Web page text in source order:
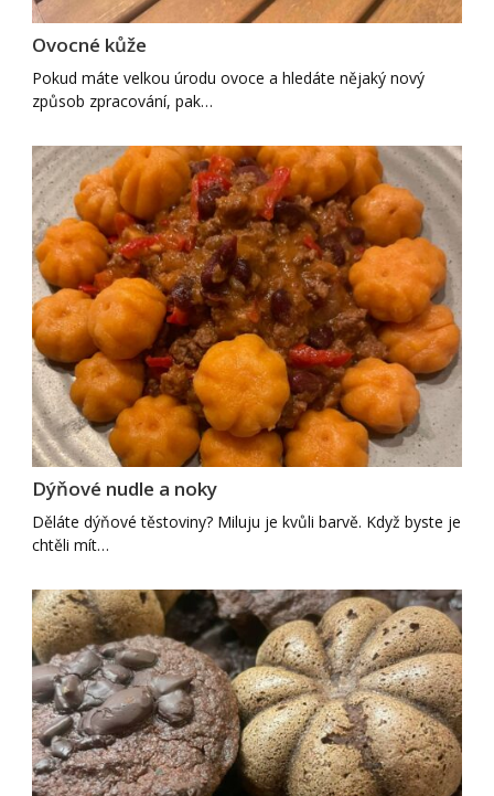
Ovocné kůže
Pokud máte velkou úrodu ovoce a hledáte nějaký nový
způsob zpracování, pak…
Dýňové nudle a noky
Děláte dýňové těstoviny? Miluju je kvůli barvě. Když byste je
chtěli mít…